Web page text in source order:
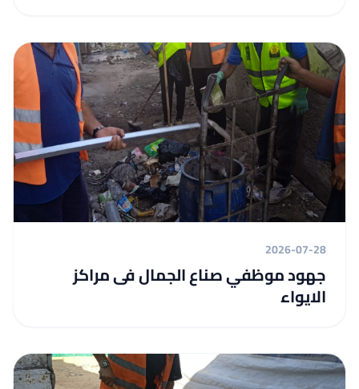
2026-07-28
جهود موظفي صناع الجمال فى مراكز
الايواء